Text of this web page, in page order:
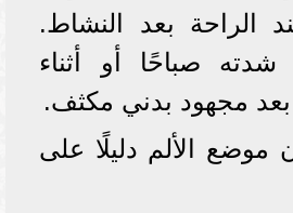
الراحة بعد النشاط.
صباحًا أو أثناء
بعد مجهود بدني مكثف.
موضع الألم دليلًا على